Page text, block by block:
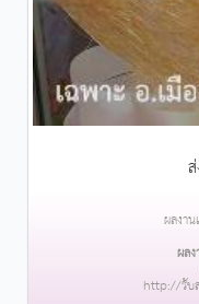
ผลงา
ผล
http://รับ